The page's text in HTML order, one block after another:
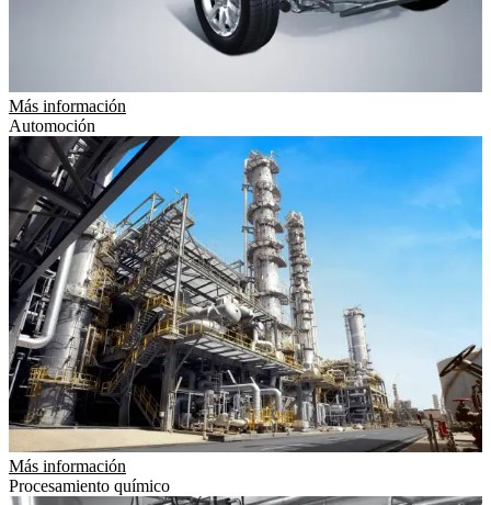
Más información
Automoción
Más información
Procesamiento químico